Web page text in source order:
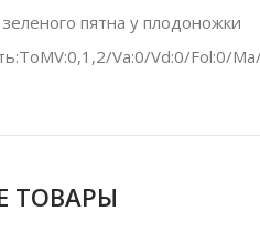
пятна у плодоножки
Va:0/Vd:0/Fol:0/
ТОВАРЫ